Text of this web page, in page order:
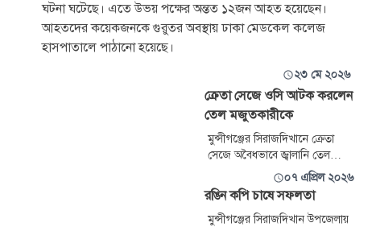
ঘটনা ঘটেছে। এতে উভয় পক্ষের অন্তত ১২জন আহত হয়েছেন।
আহতদের কয়েকজনকে গুরুতর অবস্থায় ঢাকা মেডকেল কলেজ
হাসপাতালে পাঠানো হয়েছে।
২৩ মে ২০২৬
ক্রেতা সেজে ওসি আটক করলেন
তেল মজুতকারীকে
মুন্সীগঞ্জের সিরাজদিখানে ক্রেতা
সেজে অবৈধভাবে জ্বালানি তেল
মজুত ও অতিরিক্ত দামে বিক্রির
অভিযোগে এক ব্যবসায়ীকে আটক
করলেন ওসি। পরে তাকে ভ্রাম্যমাণ
আদালত বসিয়ে জরিমানা করা হয়।
০৭ এপ্রিল ২০২৬
রঙিন কপি চাষে সফলতা
মুন্সীগঞ্জের সিরাজদিখান উপজেলায়